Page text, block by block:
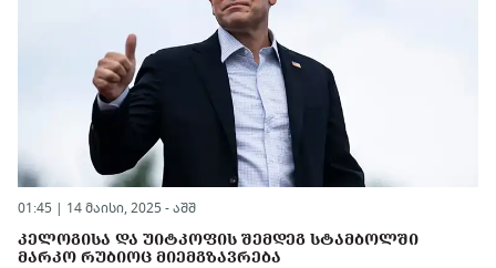
01:45 | 14 მაისი, 2025 - აშშ
ᲙᲔᲚᲝᲒᲘᲡᲐ ᲓᲐ ᲣᲘᲢᲙᲝᲤᲘᲡ ᲨᲔᲛᲓᲔᲒ ᲡᲢᲐᲛᲑᲝᲚᲨᲘ
ᲛᲐᲠᲙᲝ ᲠᲣᲑᲘᲝᲪ ᲛᲘᲔᲛᲒᲖᲐᲕᲠᲔᲑᲐ